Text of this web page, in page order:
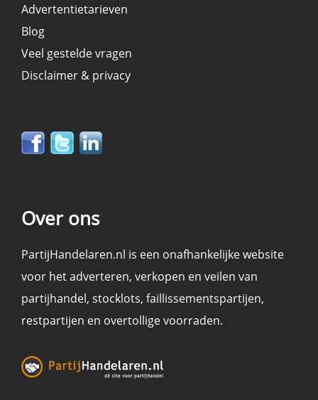
Advertentietarieven
Blog
Veel gestelde vragen
Disclaimer & privacy
Over ons
PartijHandelaren.nl is een onafhankelijke website
voor het adverteren, verkopen en veilen van
partijhandel, stocklots, faillissementspartijen,
restpartijen en overtollige voorraden.